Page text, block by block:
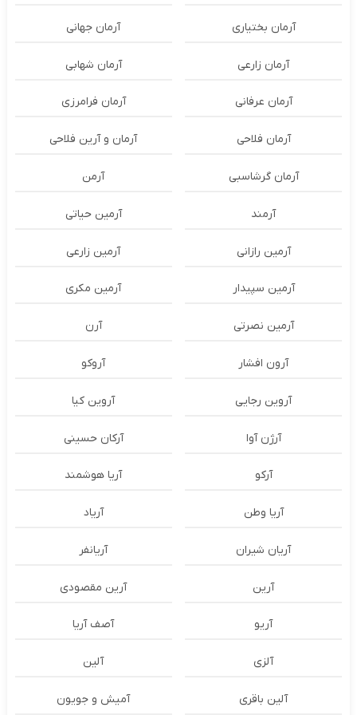
آرمان بختیاری آرمان جهانی
آرمان زارعی آرمان شهابی
آرمان عرفانی آرمان فرامرزی
آرمان فلاحی آرمان و آرین فلاحی
آرمان گرشاسبی آرمن
آرمند آرمین حیاتی
آرمین رازانی آرمین زارعی
آرمین سپیدار آرمین مکری
آرمین نصرتی آرن
آرون افشار آروکو
آروین رجایی آروین کیا
آرژن آوا آرکان حسینی
آرکو آریا هوشمند
آریا وطن آریاد
آریان شیران آریانفر
آرین آرین مقصودی
آریو آصف آریا
آلزی آلین
آلین باقری آمیش و جویون